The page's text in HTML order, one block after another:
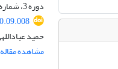
دوره 3، شماره 1، بهار 1389، صفحه
حمید
مشاهده مقاله